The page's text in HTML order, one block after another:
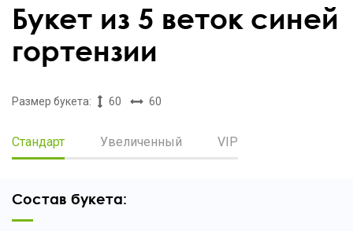
Букет из 5 веток синей
гортензии
Размер букета: 60 60
Стандарт Увеличенный VIP
Состав букета: